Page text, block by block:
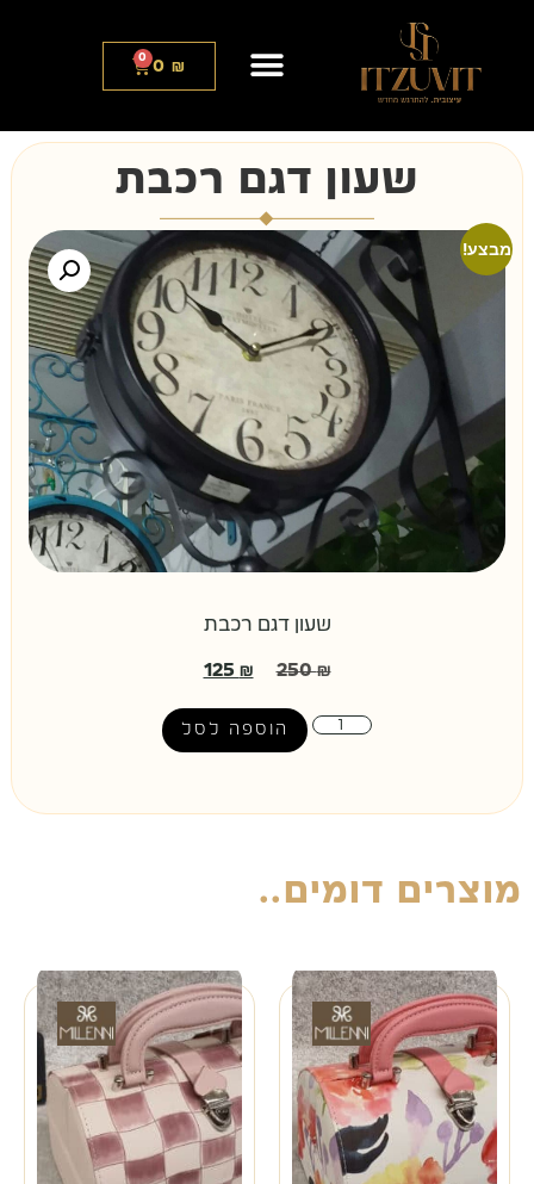
0₪
0
שעון דגם רכבת
מבצע!
שעון דגם רכבת
250₪
125 ₪
הוספה לסל
מוצרים דומים..